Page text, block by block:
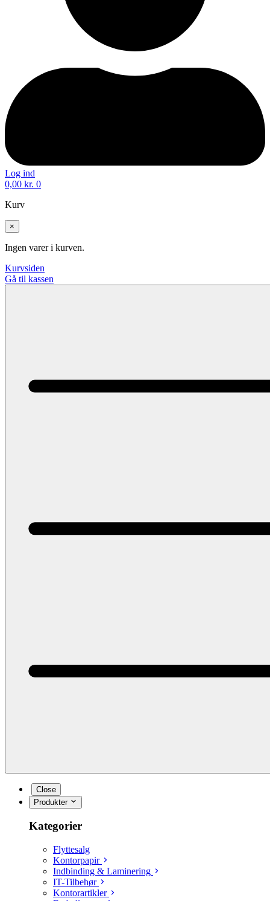
Log ind
0,00 kr. 0
Kurv
×
Ingen varer i kurven.
Kurvsiden
Gå til kassen
Close
Produkter
Kategorier
Flyttesalg
Kontorpapir
Indbinding & Laminering
IT-Tilbehør
Kontorartikler